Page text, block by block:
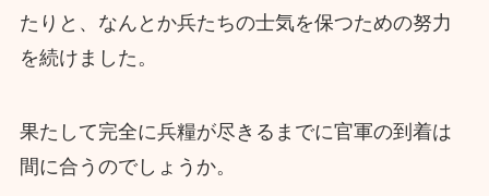
たりと、なんとか兵たちの士気を保つための努力
を続けました。
果たして完全に兵糧が尽きるまでに官軍の到着は
間に合うのでしょうか。